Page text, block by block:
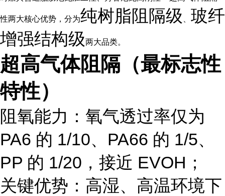
性两大核心优势，分为纯树脂阻隔级 玻纤
增强结构级两大品类。
超高气体阻隔（最标志性
特性）
阻氧能力：氧气透过率仅为
PA6 的 1/10、PA66 的 1/5、
PP 的 1/20，接近 EVOH；
关键优势： 高湿、高温环境下